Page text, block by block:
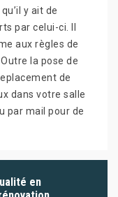
y ait de
par celui-ci. Il
aux règles de
la pose de
de
dans votre salle
par mail pour de
en